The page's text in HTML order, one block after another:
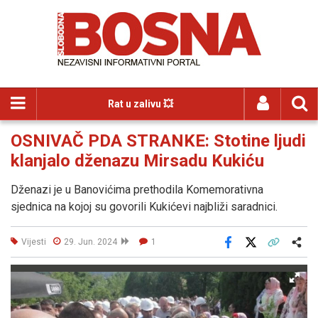
Rat u zalivu 💥
OSNIVAČ PDA STRANKE: Stotine ljudi
klanjalo dženazu Mirsadu Kukiću
Dženazi je u Banovićima prethodila Komemorativna
sjednica na kojoj su govorili Kukićevi najbliži saradnici.
Vijesti 29. Jun. 2024 1
Facebook